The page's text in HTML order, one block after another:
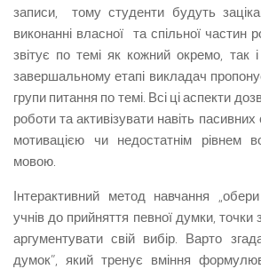
записи, тому студенти будуть
виконанні власної та спільної частин
звітує по темі як кожний окремо, так
завершальному етапі викладач
групи питання по темі. Всі ці аспекти
роботи та активізувати навіть пасивних
мотивацією чи недостатнім рівнем
мовою.
Інтерактивний метод навчання
учнів до прийняття певної думки,
аргументувати свій вибір. Варто
думок”, який тренує вміння